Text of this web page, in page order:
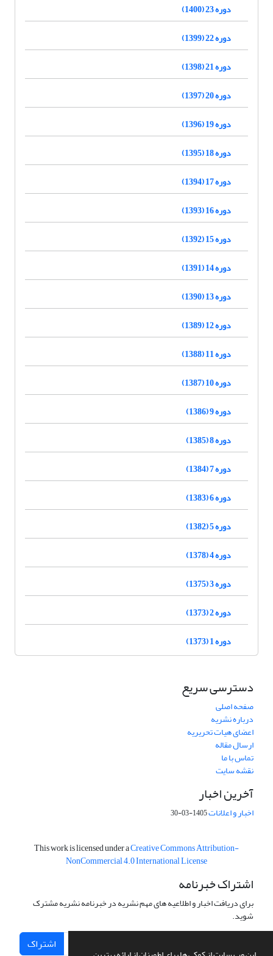
دوره 23 (1400)
دوره 22 (1399)
دوره 21 (1398)
دوره 20 (1397)
دوره 19 (1396)
دوره 18 (1395)
دوره 17 (1394)
دوره 16 (1393)
دوره 15 (1392)
دوره 14 (1391)
دوره 13 (1390)
دوره 12 (1389)
دوره 11 (1388)
دوره 10 (1387)
دوره 9 (1386)
دوره 8 (1385)
دوره 7 (1384)
دوره 6 (1383)
دوره 5 (1382)
دوره 4 (1378)
دوره 3 (1375)
دوره 2 (1373)
دوره 1 (1373)
دسترسی سریع
صفحه اصلی
درباره نشریه
اعضای هیات تحریریه
ارسال مقاله
تماس با ما
نقشه سایت
آخرین اخبار
اخبار و اعلانات1405-03-30
This work is licensed under aCreative Commons Attribution-
NonCommercial 4.0 International License
اشتراک خبرنامه
برای دریافت اخبار و اطلاعیه های مهم نشریه در خبرنامه نشریه مشترک
شوید.
اشتراک